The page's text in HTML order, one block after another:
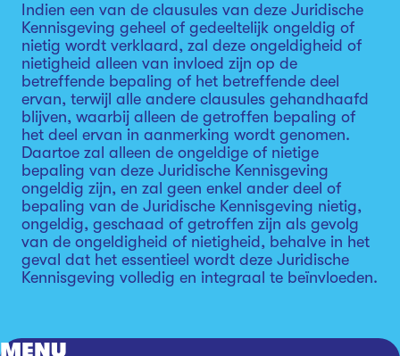
Indien een van de clausules van deze Juridische
Kennisgeving geheel of gedeeltelijk ongeldig of
nietig wordt verklaard, zal deze ongeldigheid of
nietigheid alleen van invloed zijn op de
betreffende bepaling of het betreffende deel
ervan, terwijl alle andere clausules gehandhaafd
blijven, waarbij alleen de getroffen bepaling of
het deel ervan in aanmerking wordt genomen.
Daartoe zal alleen de ongeldige of nietige
bepaling van deze Juridische Kennisgeving
ongeldig zijn, en zal geen enkel ander deel of
bepaling van de Juridische Kennisgeving nietig,
ongeldig, geschaad of getroffen zijn als gevolg
van de ongeldigheid of nietigheid, behalve in het
geval dat het essentieel wordt deze Juridische
Kennisgeving volledig en integraal te beïnvloeden.
MENU